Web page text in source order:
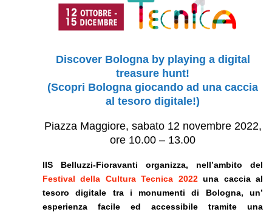
Discover Bologna by playing a digital
treasure hunt!
(Scopri Bologna giocando ad una caccia
al tesoro digitale!)
Piazza Maggiore, sabato 12 novembre 2022,
ore 10.00 – 13.00
IIS Belluzzi-Fioravanti organizza, nell’ambito del
Festival della Cultura Tecnica 2022 una caccia al
tesoro digitale tra i monumenti di Bologna, un’
esperienza facile ed accessibile tramite una